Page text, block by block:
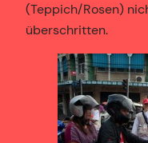
(Teppich/Rosen)
überschritten.